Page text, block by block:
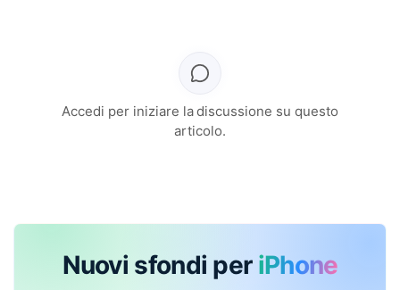
Accedi per iniziare la discussione su questo
articolo.
Nuovi sfondi per iPhone